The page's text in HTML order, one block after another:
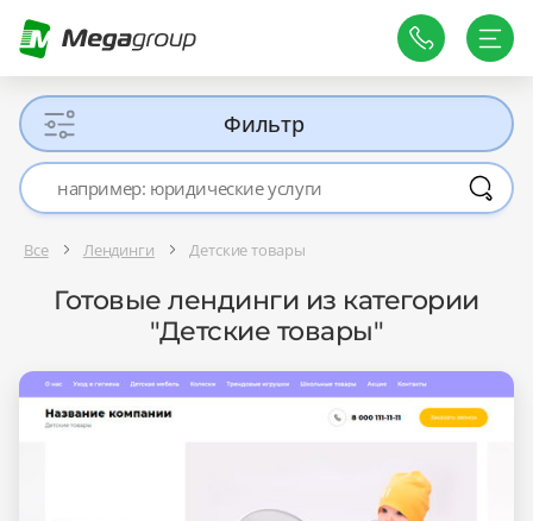
Фильтр
Все Лендинги Детские товары
Готовые лендинги из категории
"Детские товары"